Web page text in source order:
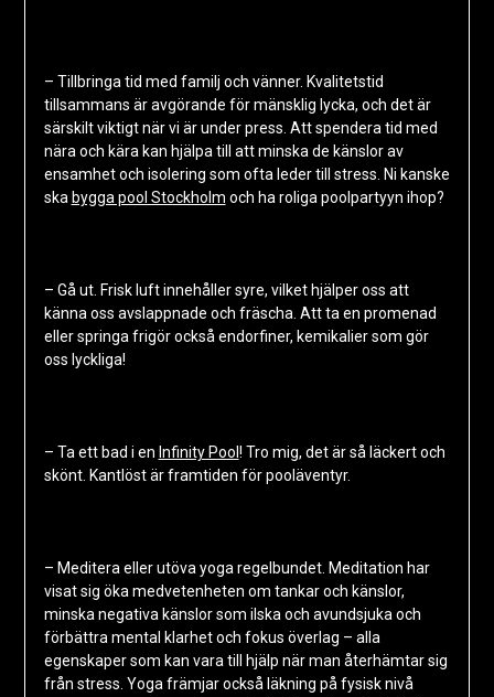
– Tillbringa tid med familj och vänner. Kvalitetstid
tillsammans är avgörande för mänsklig lycka, och det är
särskilt viktigt när vi är under press. Att spendera tid med
nära och kära kan hjälpa till att minska de känslor av
ensamhet och isolering som ofta leder till stress. Ni kanske
ska bygga pool Stockholm och ha roliga poolpartyyn ihop?
– Gå ut. Frisk luft innehåller syre, vilket hjälper oss att
känna oss avslappnade och fräscha. Att ta en promenad
eller springa frigör också endorfiner, kemikalier som gör
oss lyckliga!
– Ta ett bad i en Infinity Pool ! Tro mig, det är så läckert och
skönt. Kantlöst är framtiden för pooläventyr.
– Meditera eller utöva yoga regelbundet. Meditation har
visat sig öka medvetenheten om tankar och känslor,
minska negativa känslor som ilska och avundsjuka och
förbättra mental klarhet och fokus överlag – alla
egenskaper som kan vara till hjälp när man återhämtar sig
från stress. Yoga främjar också läkning på fysisk nivå